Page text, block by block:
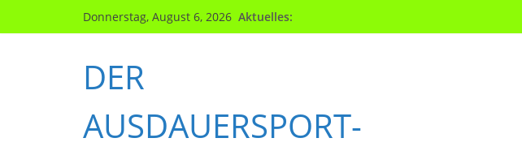
Inhalt
Donnerstag, August 6, 2026 Aktuelles:
DER
AUSDAUERSPORT-